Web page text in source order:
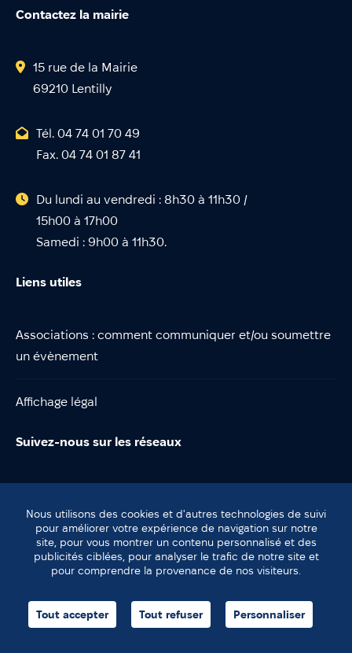
Contactez la mairie
15 rue de la Mairie
69210 Lentilly
Tél. 04 74 01 70 49
Fax. 04 74 01 87 41
Du lundi au vendredi : 8h30 à 11h30 /
15h00 à 17h00
Samedi : 9h00 à 11h30.
Liens utiles
Associations : comment communiquer et/ou soumettre
un évènement
Affichage légal
Suivez-nous sur les réseaux
© Lentilly
Plan du site
agence helli•hello
Nous utilisons des cookies et d'autres technologies de suivi
pour améliorer votre expérience de navigation sur notre
site, pour vous montrer un contenu personnalisé et des
publicités ciblées, pour analyser le trafic de notre site et
pour comprendre la provenance de nos visiteurs.
Tout accepter Tout refuser Personnaliser